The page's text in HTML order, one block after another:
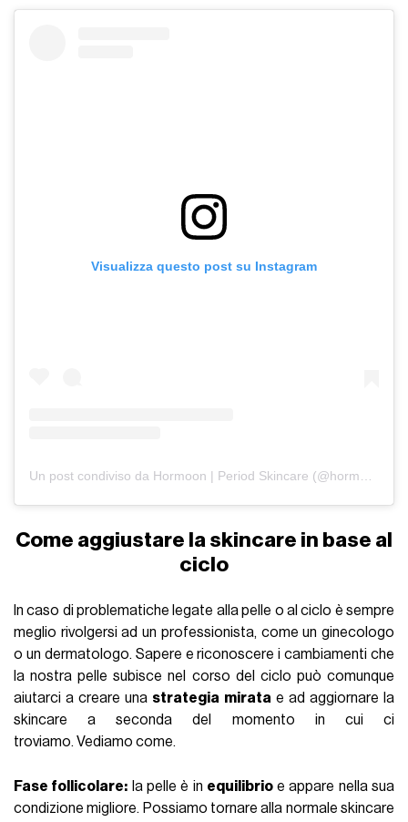
Visualizza questo post su Instagram
Un post condiviso da Hormoon | Period Skincare (@hormoonskincare)
Come aggiustare la skincare in base al
ciclo
In caso di problematiche legate alla pelle o al ciclo è sempre
meglio rivolgersi ad un professionista, come un ginecologo
o un dermatologo. Sapere e riconoscere i cambiamenti che
la nostra pelle subisce nel corso del ciclo può comunque
aiutarci a creare una strategia miratae ad aggiornare la
skincare a seconda del momento in cui ci
troviamo. Vediamo come.
Fase follicolare: la pelle è in equilibrioe appare nella sua
condizione migliore. Possiamo tornare alla normale skincare